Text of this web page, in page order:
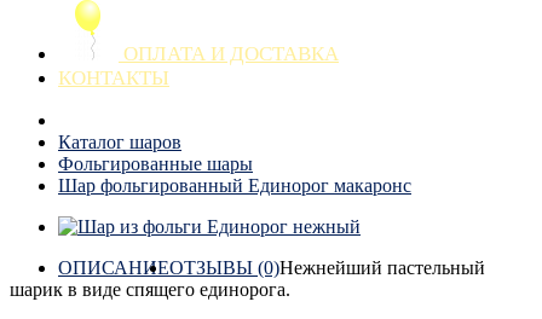
ОПЛАТА И ДОСТАВКА
КОНТАКТЫ
Каталог шаров
Фольгированные шары
Шар фольгированный Единорог макаронс
ОПИСАНИЕОТЗЫВЫ (0)Нежнейший пастельный
шарик в виде спящего единорога.